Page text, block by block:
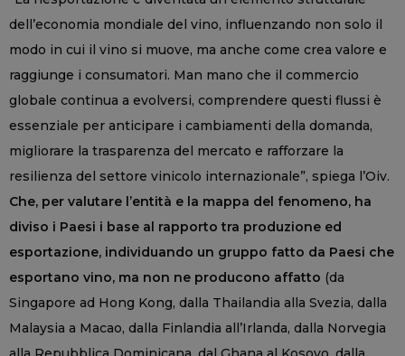
dell’economia mondiale del vino, influenzando non solo il
modo in cui il vino si muove, ma anche come crea valore e
raggiunge i consumatori. Man mano che il commercio
globale continua a evolversi, comprendere questi flussi è
essenziale per anticipare i cambiamenti della domanda,
migliorare la trasparenza del mercato e rafforzare la
resilienza del settore vinicolo internazionale”, spiega l’Oiv.
Che, per valutare l’entità e la mappa del fenomeno, ha
diviso i Paesi i base al rapporto tra produzione ed
esportazione, individuando un gruppo fatto da Paesi che
esportano vino, ma non ne producono affatto (da
Singapore ad Hong Kong, dalla Thailandia alla Svezia, dalla
Malaysia a Macao, dalla Finlandia all’Irlanda, dalla Norvegia